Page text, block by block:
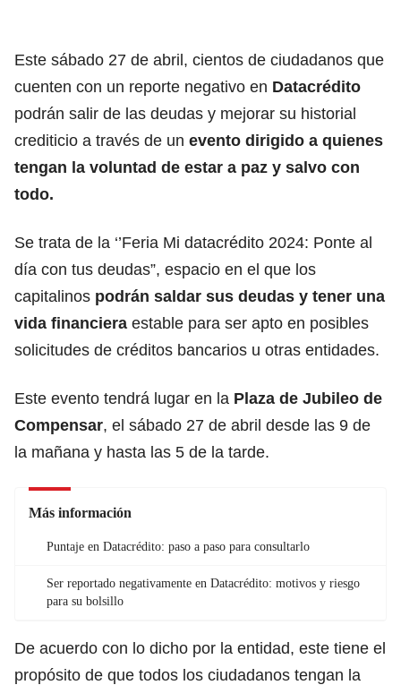
Este sábado 27 de abril, cientos de ciudadanos que
cuenten con un reporte negativo en Datacrédito
podrán salir de las deudas y mejorar su historial
crediticio a través de un evento dirigido a quienes
tengan la voluntad de estar a paz y salvo con
todo.
Se trata de la ‘’Feria Mi datacrédito 2024: Ponte al
día con tus deudas”, espacio en el que los
capitalinos podrán saldar sus deudas y tener una
vida financiera estable para ser apto en posibles
solicitudes de créditos bancarios u otras entidades.
Este evento tendrá lugar en la Plaza de Jubileo de
Compensar, el sábado 27 de abril desde las 9 de
la mañana y hasta las 5 de la tarde.
Más información
Puntaje en Datacrédito: paso a paso para consultarlo
Ser reportado negativamente en Datacrédito: motivos y riesgo
para su bolsillo
De acuerdo con lo dicho por la entidad, este tiene el
propósito de que todos los ciudadanos tengan la